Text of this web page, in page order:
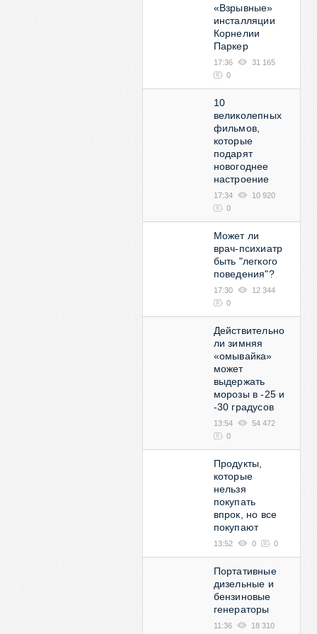
«Взрывные»
инсталляции
Корнелии
Паркер
17:36
31 165
0
10
великолепных
фильмов,
которые
подарят
новогоднее
настроение
17:34
10 920
0
Может ли
врач-психиатр
быть "легкого
поведения"?
17:30
12 344
0
Действительно
ли зимняя
«омывайка»
может
выдержать
морозы в -25 и
-30 градусов
13:54
54 472
0
Продукты,
которые
нельзя
покупать
впрок, но все
покупают
13:52 0 0
Портативные
дизельные и
бензиновые
генераторы
11:36 18 310